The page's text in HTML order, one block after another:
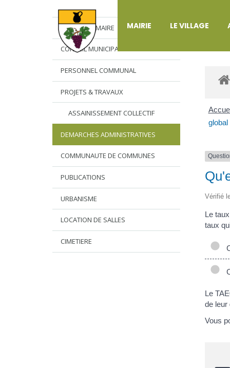
MAIRIE LE VILLAGE
L’EDITO DU MAIRE
CONSEIL MUNICIPAL
PERSONNEL COMMUNAL
PROJETS & TRAVAUX
ASSAINISSEMENT COLLECTIF
DEMARCHES ADMINISTRATIVES
COMMUNAUTE DE COMMUNES
PUBLICATIONS
URBANISME
LOCATION DE SALLES
CIMETIERE
global
Vérifié
Le
taux
Le
de leur
Vous